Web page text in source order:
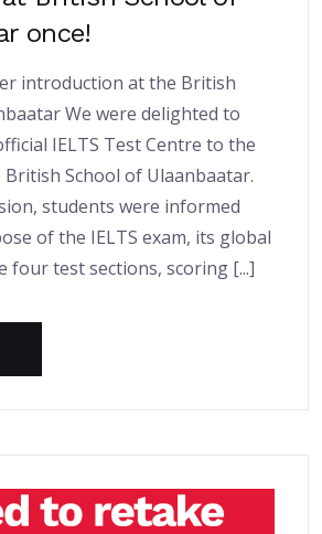
once!
introduction at the British
We were delighted to
IELTS Test Centre to the
School of Ulaanbaatar.
students were informed
of the IELTS exam, its global
four test sections, scoring [...]